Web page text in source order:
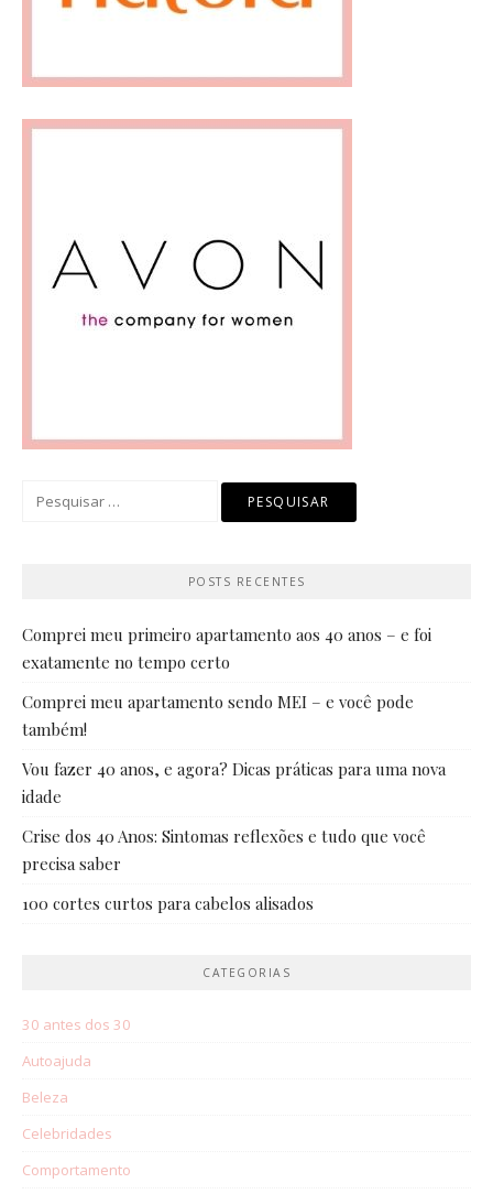
POSTS RECENTES
Comprei meu primeiro apartamento aos 40 anos – e foi
exatamente no tempo certo
Comprei meu apartamento sendo MEI – e você pode
também!
Vou fazer 40 anos, e agora? Dicas práticas para uma nova
idade
Crise dos 40 Anos: Sintomas reflexões e tudo que você
precisa saber
100 cortes curtos para cabelos alisados
CATEGORIAS
30 antes dos 30
Autoajuda
Beleza
Celebridades
Comportamento